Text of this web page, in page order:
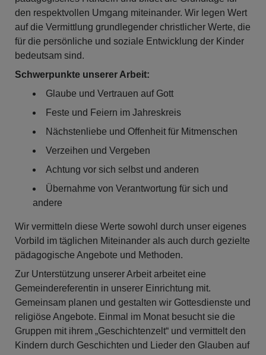
den respektvollen Umgang miteinander. Wir legen Wert
auf die Vermittlung grundlegender christlicher Werte, die
für die persönliche und soziale Entwicklung der Kinder
bedeutsam sind.
Schwerpunkte unserer Arbeit:
Glaube und Vertrauen auf Gott
Feste und Feiern im Jahreskreis
Nächstenliebe und Offenheit für Mitmenschen
Verzeihen und Vergeben
Achtung vor sich selbst und anderen
Übernahme von Verantwortung für sich und
andere
Wir vermitteln diese Werte sowohl durch unser eigenes
Vorbild im täglichen Miteinander als auch durch gezielte
pädagogische Angebote und Methoden.
Zur Unterstützung unserer Arbeit arbeitet eine
Gemeindereferentin in unserer Einrichtung mit.
Gemeinsam planen und gestalten wir Gottesdienste und
religiöse Angebote. Einmal im Monat besucht sie die
Gruppen mit ihrem „Geschichtenzelt“ und vermittelt den
Kindern durch Geschichten und Lieder den Glauben auf